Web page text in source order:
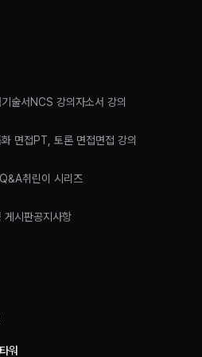
워
술서 NCS 강의자소서 강의
면접PT, 토론 면접면접 강의
Q&A취린이 시리즈
게시판공지사항